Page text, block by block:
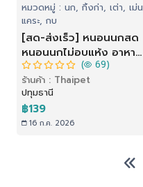
หมวดหมู่ : นก, กิ้งก่า, เต่า, เม่น
แคระ, กบ
[สด-ส่งเร็ว] หนอนนกสด
หนอนนกไม่อบแห้ง อาหาร
สัตว์เลี้ยง นก ปลา กิ้งก่า
เม่นแคระ
( 69)
ร้านค้า : Thaipet
ปทุมธานี
฿139
16 ก.ค. 2026